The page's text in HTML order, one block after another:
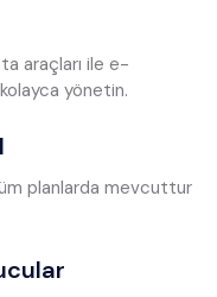
araçları ile e-
yönetin.
planlarda mevcuttur